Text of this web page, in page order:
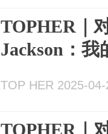
​TOPHER｜
Jackson：我
TOP HER 2025-04-
TOPHER｜